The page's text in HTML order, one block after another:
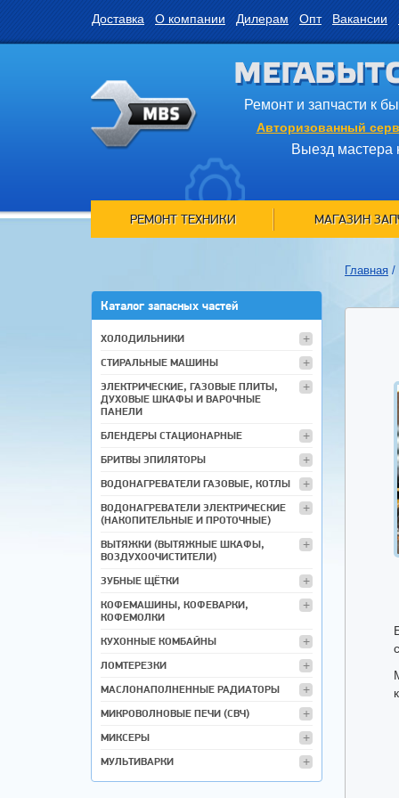
Доставка О компании Дилерам Опт Вакансии
Ремонт и запчасти к
Авторизованный
Выезд мастера
РЕМОНТ ТЕХНИКИ МАГАЗИН
Каталог запасных частей
ХОЛОДИЛЬНИКИ
СТИРАЛЬНЫЕ МАШИНЫ
ЭЛЕКТРИЧЕСКИЕ, ГАЗОВЫЕ ПЛИТЫ,
ДУХОВЫЕ ШКАФЫ И ВАРОЧНЫЕ
ПАНЕЛИ
БЛЕНДЕРЫ СТАЦИОНАРНЫЕ
БРИТВЫ ЭПИЛЯТОРЫ
ВОДОНАГРЕВАТЕЛИ ГАЗОВЫЕ, КОТЛЫ
ВОДОНАГРЕВАТЕЛИ ЭЛЕКТРИЧЕСКИЕ
(НАКОПИТЕЛЬНЫЕ И ПРОТОЧНЫЕ)
ВЫТЯЖКИ (ВЫТЯЖНЫЕ ШКАФЫ,
ВОЗДУХООЧИСТИТЕЛИ)
ЗУБНЫЕ ЩЁТКИ
КОФЕМАШИНЫ, КОФЕВАРКИ,
КОФЕМОЛКИ
КУХОННЫЕ КОМБАЙНЫ
ЛОМТЕРЕЗКИ
МАСЛОНАПОЛНЕННЫЕ РАДИАТОРЫ
МИКРОВОЛНОВЫЕ ПЕЧИ (СВЧ)
МИКСЕРЫ
МУЛЬТИВАРКИ
МЯСОРУБКИ
Главная /